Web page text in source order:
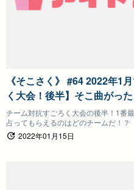
《そこさく》 #64 2022年1
く大会！後半】そこ曲がっ
チーム対抗すごろく大会の後半！1番
占ってもらえるのはどのチームだ！？
2022年01月15日